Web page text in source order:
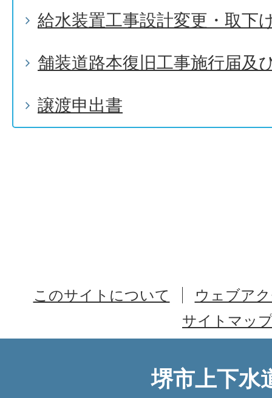
給水装置工事設計変更・取下
舗装道路本復旧工事施行届及
譲渡申出書
このサイトについて
ウェブア
サイトマッ
堺市上下水